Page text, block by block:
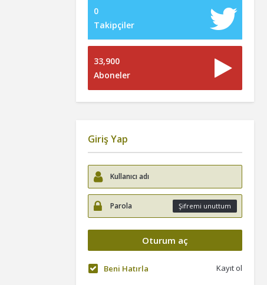
0
Takipçiler
33,900
Aboneler
Giriş Yap
Şifremi unuttum
Beni Hatırla Kayıt ol